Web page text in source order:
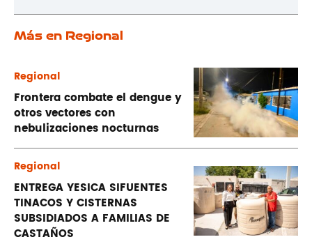
Más en Regional
Regional
Frontera combate el dengue y
otros vectores con
nebulizaciones nocturnas
Regional
ENTREGA YESICA SIFUENTES
TINACOS Y CISTERNAS
SUBSIDIADOS A FAMILIAS DE
CASTAÑOS